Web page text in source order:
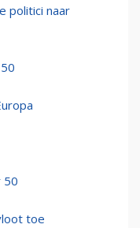
politici naar
50
toe